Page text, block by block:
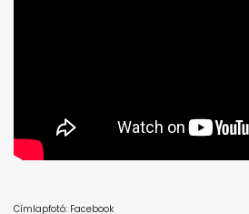
Címlapfotó: Facebook